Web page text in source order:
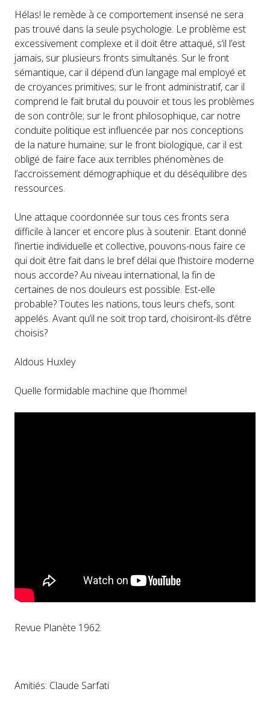
Hélas! le remède à ce comportement insensé ne sera
pas trouvé dans la seule psychologie. Le problème est
excessivement complexe et il doit être attaqué, s’il l’est
jamais, sur plusieurs fronts simultanés. Sur le front
sémantique, car il dépend d’un langage mal employé et
de croyances primitives; sur le front administratif, car il
comprend le fait brutal du pouvoir et tous les problèmes
de son contrôle; sur le front philosophique, car notre
conduite politique est influencée par nos conceptions
de la nature humaine; sur le front biologique, car il est
obligé de faire face aux terribles phénomènes de
l’accroissement démographique et du déséquilibre des
ressources.
Une attaque coordonnée sur tous ces fronts sera
difficile à lancer et encore plus à soutenir. Etant donné
l’inertie individuelle et collective, pouvons-nous faire ce
qui doit être fait dans le bref délai que l’histoire moderne
nous accorde? Au niveau international, la fin de
certaines de nos douleurs est possible. Est-elle
probable? Toutes les nations, tous leurs chefs, sont
appelés. Avant qu’il ne soit trop tard, choisiront-ils d’être
choisis?
Aldous Huxley
Quelle formidable machine que l’homme!
Revue Planète 1962.
Amitiés: Claude Sarfati